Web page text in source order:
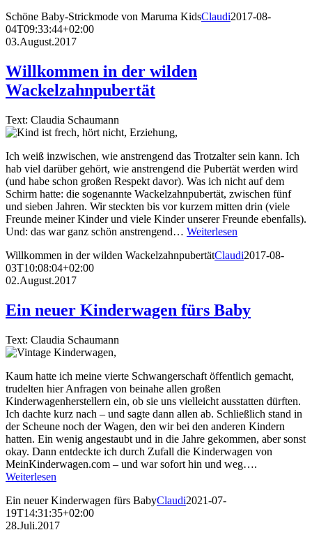
Schöne Baby-Strickmode von Maruma KidsClaudi2017-08-
04T09:33:44+02:00
03.August.2017
Willkommen in der wilden
Wackelzahnpubertät
Text: Claudia Schaumann
Ich weiß inzwischen, wie anstrengend das Trotzalter sein kann. Ich
hab viel darüber gehört, wie anstrengend die Pubertät werden wird
(und habe schon großen Respekt davor). Was ich nicht auf dem
Schirm hatte: die sogenannte Wackelzahnpubertät, zwischen fünf
und sieben Jahren. Wir steckten bis vor kurzem mitten drin (viele
Freunde meiner Kinder und viele Kinder unserer Freunde ebenfalls).
Und: das war ganz schön anstrengend… Weiterlesen
Willkommen in der wilden WackelzahnpubertätClaudi2017-08-
03T10:08:04+02:00
02.August.2017
Ein neuer Kinderwagen fürs Baby
Text: Claudia Schaumann
Kaum hatte ich meine vierte Schwangerschaft öffentlich gemacht,
trudelten hier Anfragen von beinahe allen großen
Kinderwagenherstellern ein, ob sie uns vielleicht ausstatten dürften.
Ich dachte kurz nach – und sagte dann allen ab. Schließlich stand in
der Scheune noch der Wagen, den wir bei den anderen Kindern
hatten. Ein wenig angestaubt und in die Jahre gekommen, aber sonst
okay. Dann entdeckte ich durch Zufall die Kinderwagen von
MeinKinderwagen.com – und war sofort hin und weg….
Weiterlesen
Ein neuer Kinderwagen fürs BabyClaudi2021-07-
19T14:31:35+02:00
28.Juli.2017